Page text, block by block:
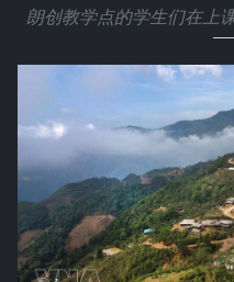
朗创教学点的学生们在上